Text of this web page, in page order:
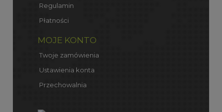
Regulamin
Płatności
MOJE KONTO
Twoje zamówienia
Ustawienia konta
Przechowalnia